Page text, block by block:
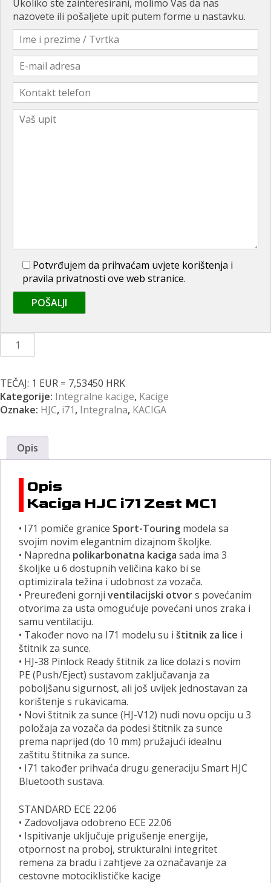
Ukoliko ste zainteresirani, molimo Vas da nas
nazovete ili pošaljete upit putem forme u nastavku.
Potvrđujem da prihvaćam uvjete korištenja i
pravila privatnosti ove web stranice.
Kaciga
Zest
MC1
količina
TEČAJ: 1 EUR = 7,53450 HRK
Kategorije: Integralne kacige, Kacige
Oznake: HJC, i71, Integralna, KACIGA
Opis
Opis
Kaciga HJC i71 Zest MC1
• I71 pomiče granice Sport-Touring modela sa
svojim novim elegantnim dizajnom školjke.
• Napredna polikarbonatna kaciga sada ima 3
školjke u 6 dostupnih veličina kako bi se
optimizirala težina i udobnost za vozača.
• Preuređeni gornji ventilacijski otvors povećanim
otvorima za usta omogućuje povećani unos zraka i
samu ventilaciju.
• Također novo na I71 modelu su i štitnik za lice i
štitnik za sunce.
• HJ-38 Pinlock Ready štitnik za lice dolazi s novim
PE (Push/Eject) sustavom zaključavanja za
poboljšanu sigurnost, ali još uvijek jednostavan za
korištenje s rukavicama.
• Novi štitnik za sunce (HJ-V12) nudi novu opciju u 3
položaja za vozača da podesi štitnik za sunce
prema naprijed (do 10 mm) pružajući idealnu
zaštitu štitnika za sunce.
• I71 također prihvaća drugu generaciju Smart HJC
Bluetooth sustava.
STANDARD ECE 22.06
• Zadovoljava odobreno ECE 22.06
• Ispitivanje uključuje prigušenje energije,
otpornost na proboj, strukturalni integritet
remena za bradu i zahtjeve za označavanje za
cestovne motociklističke kacige